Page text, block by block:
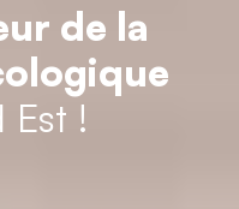
de la
Est !